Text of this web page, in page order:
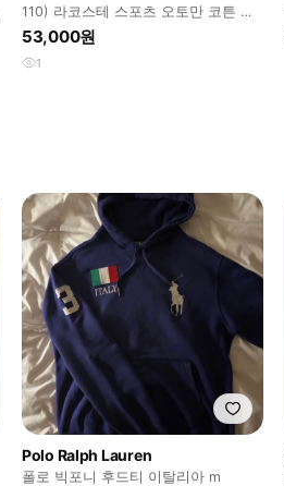
110) 라코스테 스포츠 오토만 코튼 폴
로 반팔 카라티 블랙 DH2881
53,000원
1
Polo Ralph Lauren
폴로 빅포니 후드티 이탈리아 m